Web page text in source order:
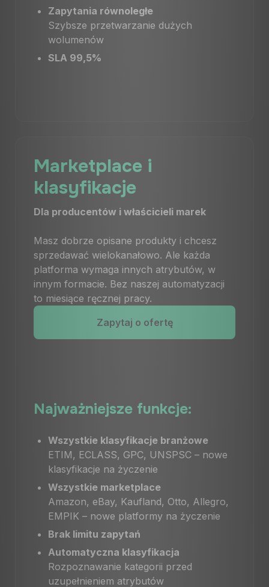
Zapytania równoległe
Szybsze przetwarzanie dużych
wolumenów
SLA 99,5%
Marketplace i
klasyfikacje
Dla producentów i właścicieli marek
Masz dobrze opisane produkty i chcesz
sprzedawać wielokanałowo. Ale każda
platforma wymaga innych atrybutów, w
innym formacie. Bez naszej automatyzacji
to miesiące ręcznej pracy.
Zapytaj o ofertę
Najważniejsze funkcje:
Wszystkie klasyfikacje branżowe
ETIM, ECLASS, GPC, UNSPSC – nowe
klasyfikacje na życzenie
Wszystkie marketplace
Amazon, eBay, Kaufland, Otto, Allegro,
EMPIK – nowe platformy na życzenie
Brak limitu zapytań
Automatyczna klasyfikacja
Rozpoznawanie kategorii przed
uzupełnieniem atrybutów